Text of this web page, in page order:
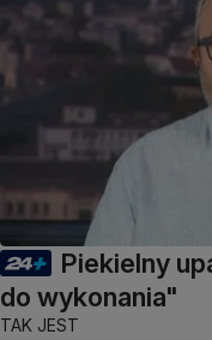
Piekielny
do wykonania"
TAK JEST